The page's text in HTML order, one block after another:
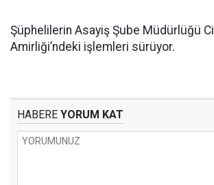
Şüphelilerin Asayiş Şube Müdürlüğü
Amirliği’ndeki işlemleri sürüyor.
HABERE YORUM KAT